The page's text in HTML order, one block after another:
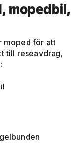
mopedbil,
moped för att
till reseavdrag,